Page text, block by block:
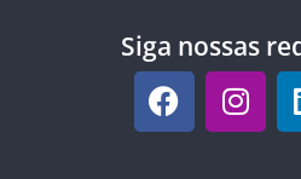
Siga nossas